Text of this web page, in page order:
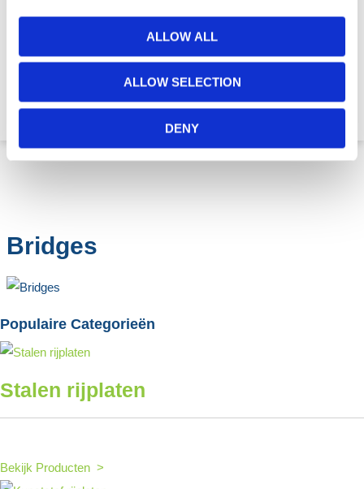
ALLOW ALL
ALLOW SELECTION
DENY
Spiraaltoren Trap
€ 3.221,58
Bridges
Populaire Categorieën
Stalen rijplaten
Bekijk Producten >